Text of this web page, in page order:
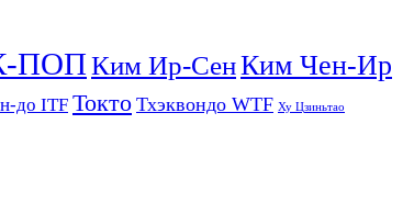
ПОПКим Ир-СенКим Чен-Ир
до ITF Токто Тхэквондо WTF Ху Цзиньтао